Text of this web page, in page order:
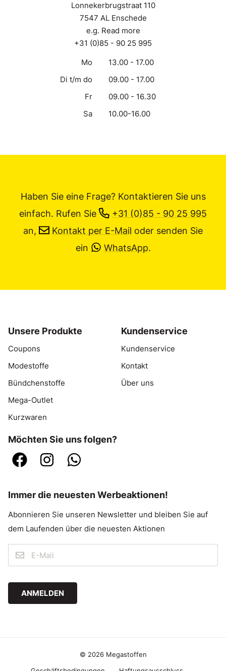
Lonnekerbrugstraat 110
7547 AL Enschede
e.g. Read more
+31 (0)85 - 90 25 995
Mo
13.00 - 17.00
Di t/m do
09.00 - 17.00
Fr
09.00 - 16.30
Sa
10.00-16.00
Haben Sie eine Frage? Kontaktieren Sie uns
einfach. Rufen Sie
+31 (0)85 - 90 25 995
an,
Kontakt per E-Mail oder senden Sie
ein
WhatsApp.
Unsere Produkte
Coupons
Modestoffe
Bündchenstoffe
Mega-Outlet
Kurzwaren
Kundenservice
Kundenservice
Kontakt
Über uns
Möchten Sie uns folgen?
Immer die neuesten Werbeaktionen!
Abonnieren Sie unseren Newsletter und bleiben Sie auf
dem Laufenden über die neuesten Aktionen
ANMELDEN
© 2026 Megastoffen